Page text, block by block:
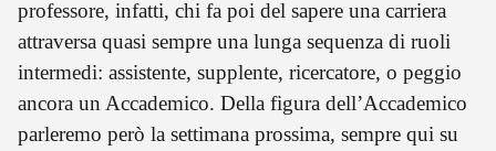
professore, infatti, chi fa poi del sapere una carriera
attraversa quasi sempre una lunga sequenza di ruoli
intermedi: assistente, supplente, ricercatore, o peggio
ancora un Accademico. Della figura dell’Accademico
parleremo però la settimana prossima, sempre qui su